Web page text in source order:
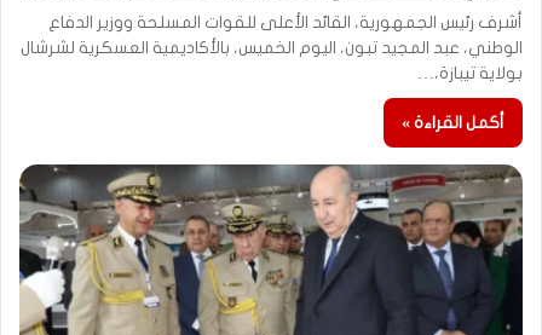
أشرف رئيس الجمهورية، القائد الأعلى للقوات المسلحة ووزير الدفاع
الوطني، عبد المجيد تبون، اليوم الخميس، بالأكاديمية العسكرية لشرشال
بولاية تيبازة،…
أكمل القراءة »